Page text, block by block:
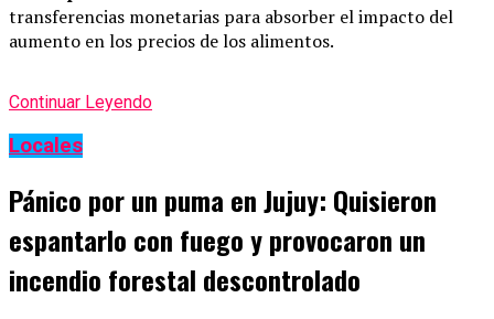
transferencias monetarias para absorber el impacto del
aumento en los precios de los alimentos.
Continuar Leyendo
Locales
Pánico por un puma en Jujuy: Quisieron
espantarlo con fuego y provocaron un
incendio forestal descontrolado